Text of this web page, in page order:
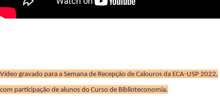
Vídeo gravado para a Semana de Recepção de Calouros da ECA-USP 2022,
com participação de alunos do Curso de Biblioteconomia.